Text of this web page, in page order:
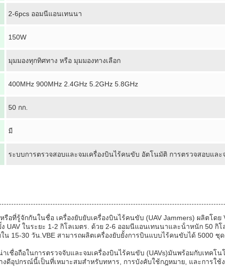
2-6pcs ออมนีแอนเทนนา
150W
มุมมองทุกทิศทาง หรือ มุมมองทางเลือก
400MHz 900MHz 2.4GHz 5.2GHz 5.8GHz
50 กก.
มี
ระบบการตรวจสอบและจมเครื่องบินไร้คนขับ อัตโนมัติ การตรวจสอบและ
รือที่รู้จักกันในชื่อ เครื่องยับยับเครื่องบินไร้คนขับ (UAV Jammers) ผลิตโด
UAV ในระยะ 1-2 กิโลเมตร. ด้วย 2-6 ออมนีแอนเทนนาและน้ําหนัก 50
15-30 วัน.VBE สามารถผลิตเครื่องยับยั้งการบินแบบไร้คนขับได้ 5000 ชุ
าเชื่อถือในการตรวจจับและจมเครื่องบินไร้คนขับ (UAVs)มันพร้อมกับเทค
งดีอุปกรณ์นี้เป็นที่เหมาะสมสําหรับทหาร, การบังคับใช้กฎหมาย, และการใ